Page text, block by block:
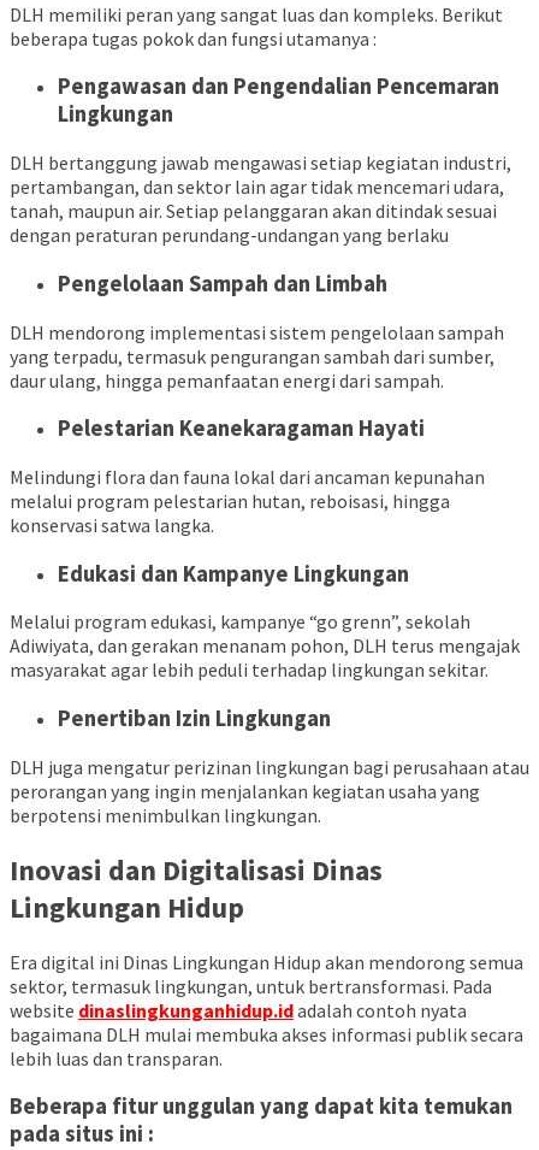
DLH memiliki peran yang sangat luas dan kompleks. Berikut
beberapa tugas pokok dan fungsi utamanya :
Pengawasan dan Pengendalian Pencemaran
Lingkungan
DLH bertanggung jawab mengawasi setiap kegiatan industri,
pertambangan, dan sektor lain agar tidak mencemari udara,
tanah, maupun air. Setiap pelanggaran akan ditindak sesuai
dengan peraturan perundang-undangan yang berlaku
Pengelolaan Sampah dan Limbah
DLH mendorong implementasi sistem pengelolaan sampah
yang terpadu, termasuk pengurangan sambah dari sumber,
daur ulang, hingga pemanfaatan energi dari sampah.
Pelestarian Keanekaragaman Hayati
Melindungi flora dan fauna lokal dari ancaman kepunahan
melalui program pelestarian hutan, reboisasi, hingga
konservasi satwa langka.
Edukasi dan Kampanye Lingkungan
Melalui program edukasi, kampanye “go grenn”, sekolah
Adiwiyata, dan gerakan menanam pohon, DLH terus mengajak
masyarakat agar lebih peduli terhadap lingkungan sekitar.
Penertiban Izin Lingkungan
DLH juga mengatur perizinan lingkungan bagi perusahaan atau
perorangan yang ingin menjalankan kegiatan usaha yang
berpotensi menimbulkan lingkungan.
Inovasi dan Digitalisasi Dinas
Lingkungan Hidup
Era digital ini Dinas Lingkungan Hidup akan mendorong semua
sektor, termasuk lingkungan, untuk bertransformasi. Pada
website dinaslingkunganhidup.idadalah contoh nyata
bagaimana DLH mulai membuka akses informasi publik secara
lebih luas dan transparan.
Beberapa fitur unggulan yang dapat kita temukan
pada situs ini :